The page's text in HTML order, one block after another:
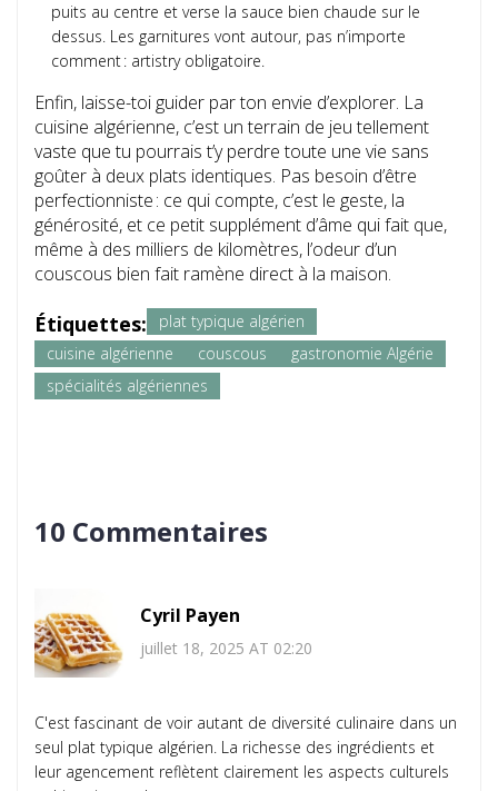
puits au centre et verse la sauce bien chaude sur le
dessus. Les garnitures vont autour, pas n’importe
comment : artistry obligatoire.
Enfin, laisse-toi guider par ton envie d’explorer. La
cuisine algérienne, c’est un terrain de jeu tellement
vaste que tu pourrais t’y perdre toute une vie sans
goûter à deux plats identiques. Pas besoin d’être
perfectionniste : ce qui compte, c’est le geste, la
générosité, et ce petit supplément d’âme qui fait que,
même à des milliers de kilomètres, l’odeur d’un
couscous bien fait ramène direct à la maison.
Étiquettes:
plat typique algérien
cuisine algérienne
couscous
gastronomie Algérie
spécialités algériennes
10 Commentaires
Cyril Payen
juillet 18, 2025 AT 02:20
C'est fascinant de voir autant de diversité culinaire dans un
seul plat typique algérien. La richesse des ingrédients et
leur agencement reflètent clairement les aspects culturels